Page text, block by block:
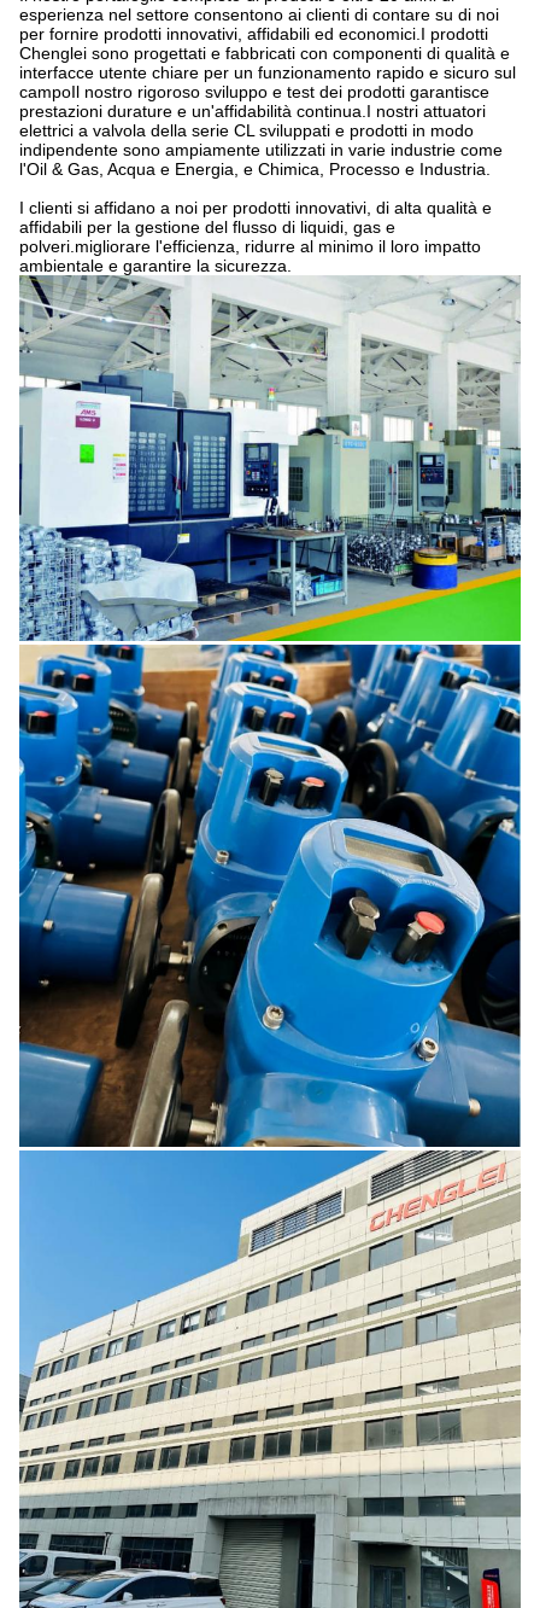
esperienza nel settore consentono ai clienti di contare su di noi
per fornire prodotti innovativi, affidabili ed economici.I prodotti
Chenglei sono progettati e fabbricati con componenti di qualità e
interfacce utente chiare per un funzionamento rapido e sicuro sul
campoIl nostro rigoroso sviluppo e test dei prodotti garantisce
prestazioni durature e un'affidabilità continua.I nostri attuatori
elettrici a valvola della serie CL sviluppati e prodotti in modo
indipendente sono ampiamente utilizzati in varie industrie come
l'Oil & Gas, Acqua e Energia, e Chimica, Processo e Industria.
I clienti si affidano a noi per prodotti innovativi, di alta qualità e
affidabili per la gestione del flusso di liquidi, gas e
polveri.migliorare l'efficienza, ridurre al minimo il loro impatto
ambientale e garantire la sicurezza.